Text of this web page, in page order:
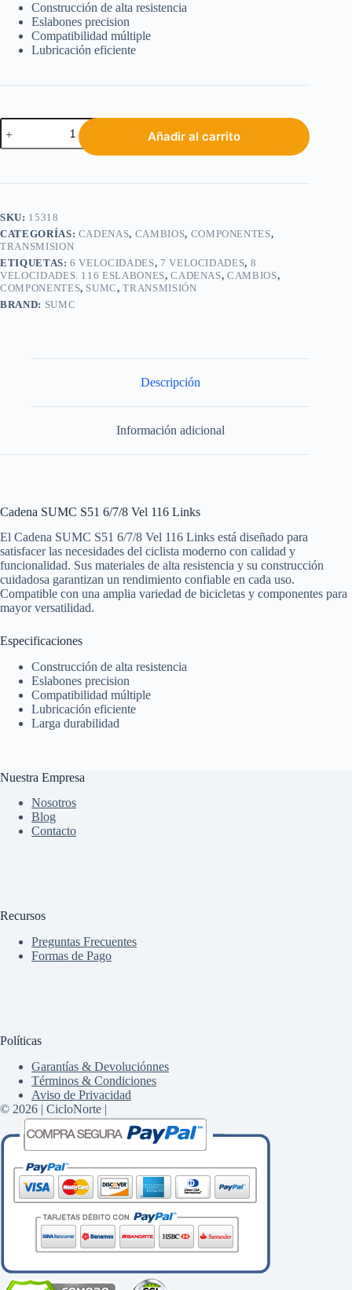
Construcción de alta resistencia
Eslabones precision
Compatibilidad múltiple
Lubricación eficiente
Añadir al carrito
SKU: 15318
CATEGORÍAS: CADENAS, CAMBIOS, COMPONENTES,
TRANSMISION
ETIQUETAS:6 VELOCIDADES, 7 VELOCIDADES, 8
VELOCIDADES. 116 ESLABONES,CADENAS,CAMBIOS,
COMPONENTES, SUMC,TRANSMISIÓN
BRAND: SUMC
Descripción
Información adicional
Cadena SUMC S51 6/7/8 Vel 116 Links
El Cadena SUMC S51 6/7/8 Vel 116 Links está diseñado para
satisfacer las necesidades del ciclista moderno con calidad y
funcionalidad. Sus materiales de alta resistencia y su construcción
cuidadosa garantizan un rendimiento confiable en cada uso.
Compatible con una amplia variedad de bicicletas y componentes para
mayor versatilidad.
Especificaciones
Construcción de alta resistencia
Eslabones precision
Compatibilidad múltiple
Lubricación eficiente
Larga durabilidad
Nuestra Empresa
Nosotros
Blog
Contacto
Recursos
Preguntas Frecuentes
Formas de Pago
Políticas
Garantías & Devoluciónnes
Términos & Condiciones
Aviso de Privacidad
© 2026 | CicloNorte |